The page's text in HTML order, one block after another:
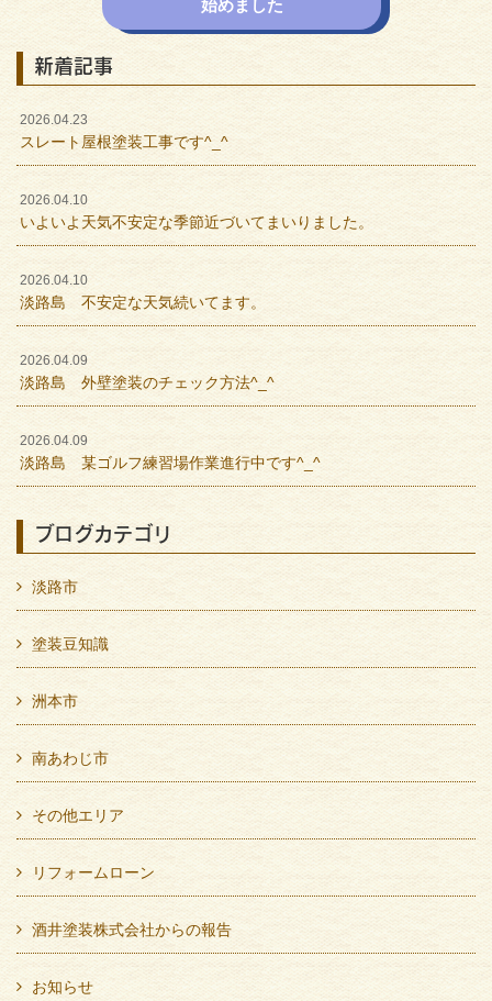
新着記事
2026.04.23
スレート屋根塗装工事です^_^
2026.04.10
いよいよ天気不安定な季節近づいてまいりました。
2026.04.10
淡路島 不安定な天気続いてます。
2026.04.09
淡路島 外壁塗装のチェック方法^_^
2026.04.09
淡路島 某ゴルフ練習場作業進行中です^_^
ブログカテゴリ
淡路市
塗装豆知識
洲本市
南あわじ市
その他エリア
リフォームローン
酒井塗装株式会社からの報告
お知らせ